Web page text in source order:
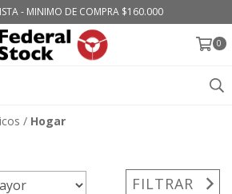
- MINIMO DE COMPRA $160.000
0
/ Hogar
FILTRAR